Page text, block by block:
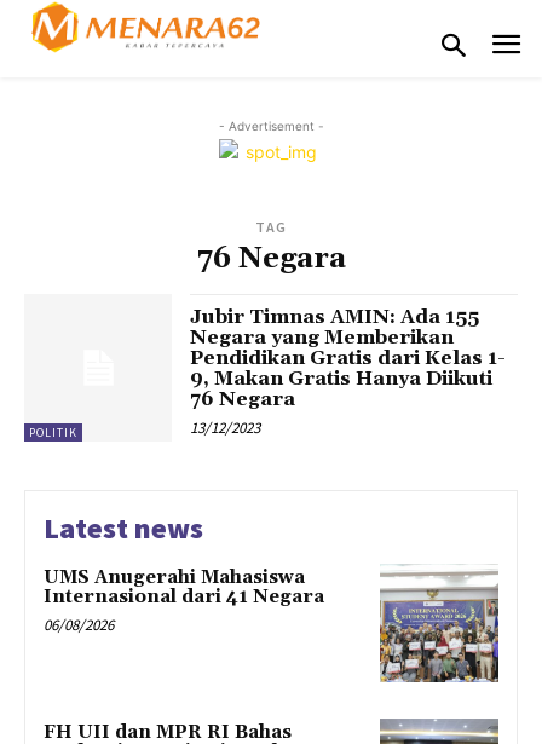
- Advertisement -
TAG
76 Negara
POLITIK
Jubir Timnas AMIN: Ada 155
Negara yang Memberikan
Pendidikan Gratis dari Kelas 1-
9, Makan Gratis Hanya Diikuti
76 Negara
13/12/2023
Latest news
UMS Anugerahi Mahasiswa
Internasional dari 41 Negara
06/08/2026
FH UII dan MPR RI Bahas